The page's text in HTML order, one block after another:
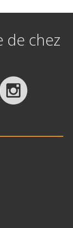
de chez